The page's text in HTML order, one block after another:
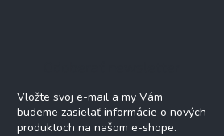
Vložte svoj e-mail a my Vám
budeme zasielať informácie o nových
produktoch na našom e-shope.